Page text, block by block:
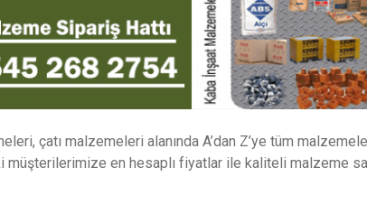
çatı malzemeleri alanında A’dan Z’ye tüm
müşterilerimize en hesaplı fiyatlar ile kaliteli malzeme